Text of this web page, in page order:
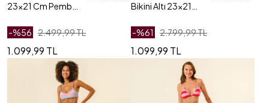
23x21 Cm Pembe
-%56 2.499,99 TL
1.099,99 TL
Bikini Altı 23x21
-%61 2.799,99 TL
1.099,99 TL